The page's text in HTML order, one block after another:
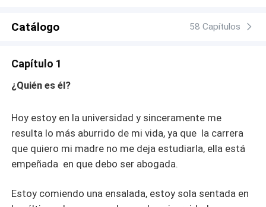
Catálogo 58 Capítulos
Capítulo 1
¿Quién es él?
Hoy estoy en la universidad y sinceramente me
resulta lo más aburrido de mi vida, ya que la carrera
que quiero mi madre no me deja estudiarla, ella está
empeñada en que debo ser abogada.
Estoy comiendo una ensalada, estoy sola sentada en